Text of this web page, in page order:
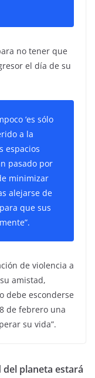
no tener que
el día de su
‘es sólo
a la
espacios
pasado por
minimizar
alejarse de
que sus
de violencia a
amistad,
debe esconderse
de febrero una
su vida”.
planeta estará